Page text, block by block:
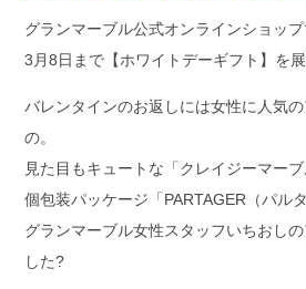
グランマーブル公式オンラインショップ
3月8日まで【ホワイトデーギフト】を
バレンタインのお返しには女性に人気
の。
見た目もキュートな「クレイジーマーブ
個包装パッケージ「PARTAGER（パル
グランマーブル女性スタッフいちおし
した?